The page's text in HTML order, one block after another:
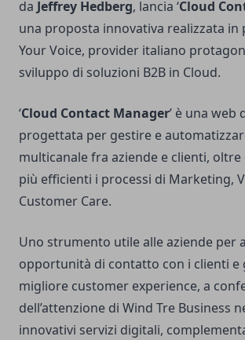
da Jeffrey Hedberg, lancia ‘Cloud
una proposta innovativa realizzata in
Your Voice, provider italiano
sviluppo di soluzioni B2B in Cloud.
‘Cloud Contact Manager’ è una web
progettata per gestire e
multicanale fra aziende e clienti,
più efficienti i processi di Marketing,
Customer Care.
Uno strumento utile alle aziende per
opportunità di contatto con i clienti e
migliore customer experience, a
dell’attenzione di Wind Tre Business
innovativi servizi digitali,